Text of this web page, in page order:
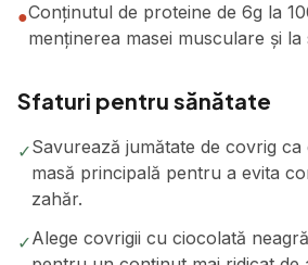
●Conținutul de proteine de 6g la
menținerea masei musculare și la
Sfaturi pentru sănătate
✓Savurează jumătate de covrig ca
masă principală pentru a evita
zahăr.
✓Alege covrigii cu ciocolată